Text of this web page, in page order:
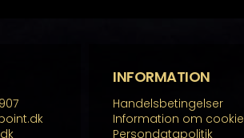
INFORMATION
Handelsbetingelser
Information om
Persondatapolitik